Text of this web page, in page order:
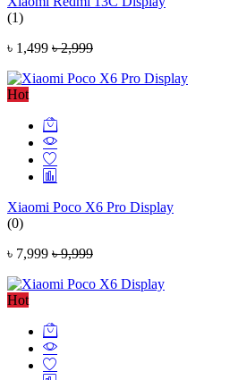
(1)
৳ 1,499 ৳ 2,999
Hot
Xiaomi Poco X6 Pro Display
(0)
৳ 7,999 ৳ 9,999
Hot